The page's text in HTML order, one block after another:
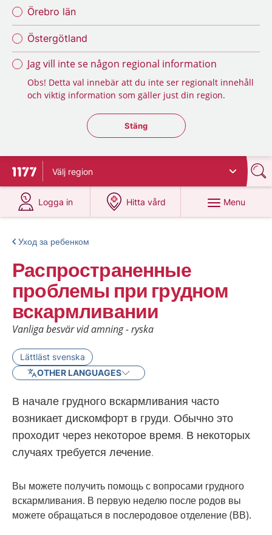
Örebro län
Östergötland
Jag vill inte se någon regional information
Obs! Detta val innebär att du inte ser regionalt innehåll
och viktig information som gäller just din region.
Stäng regionsväljaren
Stäng
To start page for 1177
Välj region
Logga in
at 1177.se
Hitta vård
at 1177.se
Menu
Уход за ребенком
Распространенные
проблемы при грудном
вскармливании
Vanliga besvär vid amning - ryska
Lättläst svenska
OTHER LANGUAGES
В начале грудного вскармливания часто
возникает дискомфорт в груди. Обычно это
проходит через некоторое время. В некоторых
случаях требуется лечение.
Вы можете получить помощь с вопросами грудного
вскармливания. В первую неделю после родов вы
можете обращаться в послеродовое отделение (ВВ).